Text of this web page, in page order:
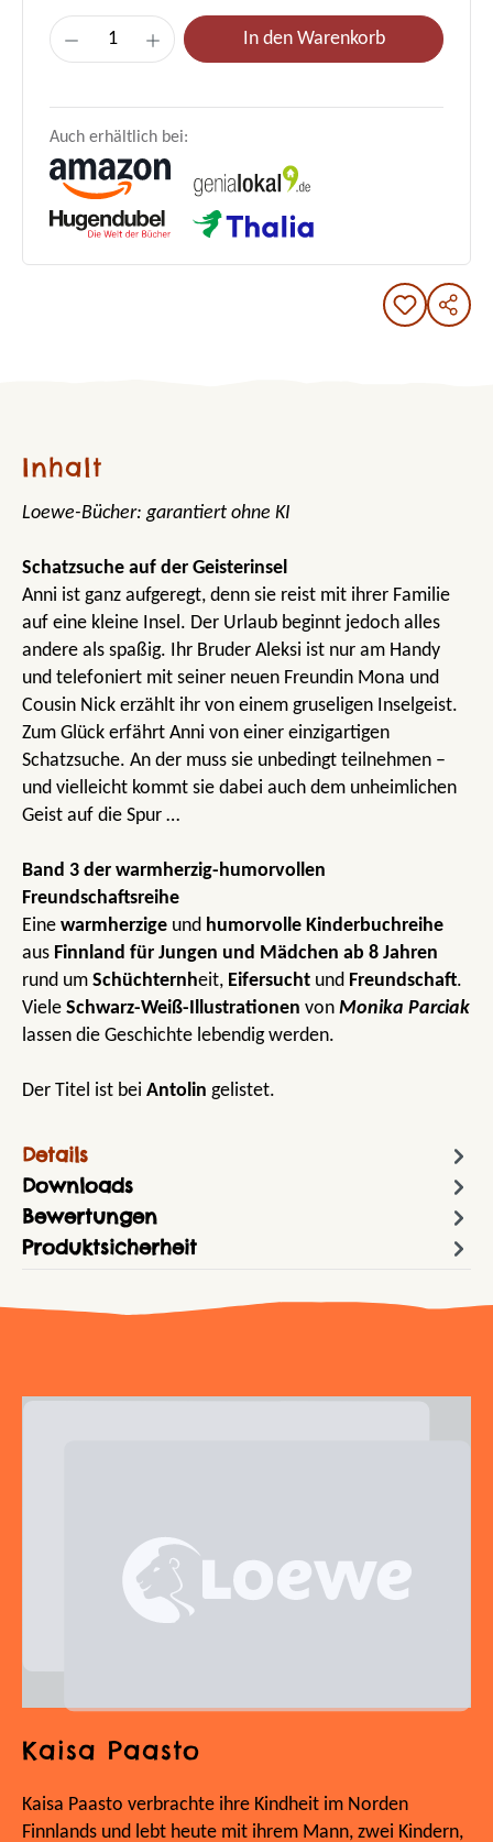
Produkt Anzahl: Gib den gewünschten
In den Warenkorb
Auch erhältlich bei:
Inhalt
Loewe-Bücher: garantiert ohne KI
Schatzsuche auf der Geisterinsel
Anni ist ganz aufgeregt, denn sie reist mit ihrer Familie
auf eine kleine Insel. Der Urlaub beginnt jedoch alles
andere als spaßig. Ihr Bruder Aleksi ist nur am Handy
und telefoniert mit seiner neuen Freundin Mona und
Cousin Nick erzählt ihr von einem gruseligen Inselgeist.
Zum Glück erfährt Anni von einer einzigartigen
Schatzsuche. An der muss sie unbedingt teilnehmen –
und vielleicht kommt sie dabei auch dem unheimlichen
Geist auf die Spur …
Band 3 der warmherzig-humorvollen
Freundschaftsreihe
Eine warmherzige und humorvolle Kinderbuchreihe
aus Finnland für Jungen und Mädchen ab 8 Jahren
rund um Schüchternheit, Eifersucht und Freundschaft.
Viele Schwarz-Weiß-Illustrationen von Monika Parciak
lassen die Geschichte lebendig werden.
Der Titel ist bei Antolin gelistet.
Details
Downloads
Bewertungen
Produktsicherheit
Kaisa Paasto
Kaisa Paasto verbrachte ihre Kindheit im Norden
Finnlands und lebt heute mit ihrem Mann, zwei Kindern,